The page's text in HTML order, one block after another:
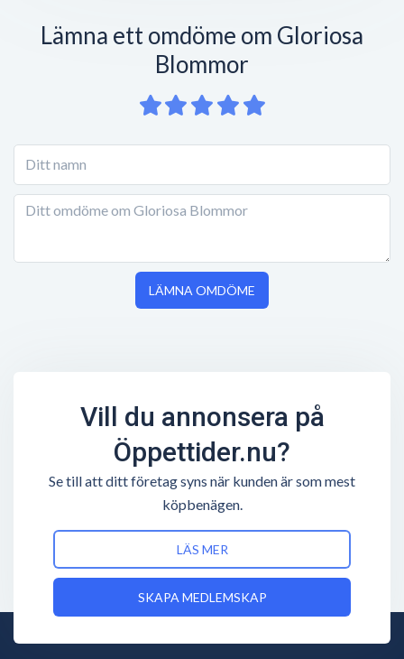
Lämna ett omdöme om Gloriosa
Blommor
LÄMNA OMDÖME
Vill du annonsera på
Öppettider.nu?
Se till att ditt företag syns när kunden är som mest
köpbenägen.
LÄS MER
SKAPA MEDLEMSKAP